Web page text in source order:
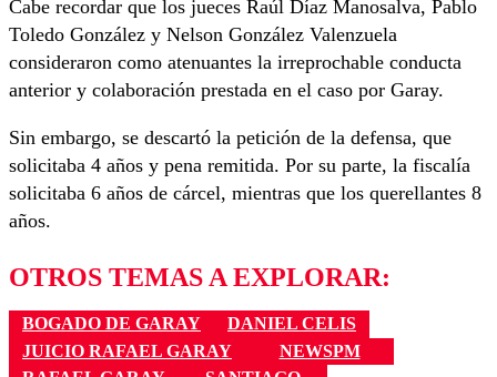
Cabe recordar que los jueces Raúl Díaz Manosalva, Pablo
Toledo González y Nelson González Valenzuela
consideraron como atenuantes la irreprochable conducta
anterior y colaboración prestada en el caso por Garay.
Sin embargo, se descartó la petición de la defensa, que
solicitaba 4 años y pena remitida. Por su parte, la fiscalía
solicitaba 6 años de cárcel, mientras que los querellantes 8
años.
OTROS TEMAS A EXPLORAR:
BOGADO DE GARAY
DANIEL CELIS
JUICIO RAFAEL GARAY
NEWSPM